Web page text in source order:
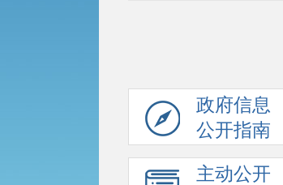
政府信息
公开指南
主动公开